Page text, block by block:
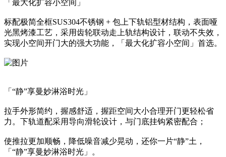
「最大化扩容小空间」
标配极简全框SUS304不锈钢 + 包上下轨铝型材结构，表面哑
光黑烤漆工艺，采用齿轮联动走上轨结构设计，联动不失效，
实现小空间开门大的强大功能，「最大化扩容小空间」首选。
「“静”享曼妙淋浴时光」
拉手外形简约，握感舒适，握距空间大小合理开门更轻松省
力。下轨道配采用导向滑轮设计，与门底挂钩紧密配合；
使推拉更加顺畅，降低噪音减少晃动，还你一片“静”土，
「“静”享曼妙淋浴时光」。